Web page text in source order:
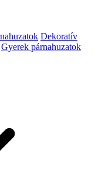
Dekoratív
Gyerek párnahuzatok